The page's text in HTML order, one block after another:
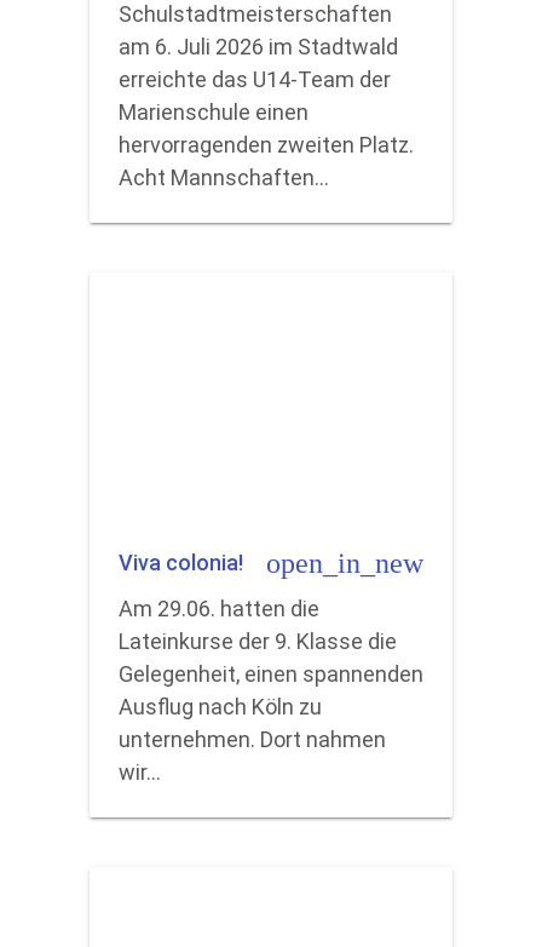
Schulstadtmeisterschaften
am 6. Juli 2026 im Stadtwald
erreichte das U14-Team der
Marienschule einen
hervorragenden zweiten Platz.
Acht Mannschaften…
Viva colonia! open_in_new
Am 29.06. hatten die
Lateinkurse der 9. Klasse die
Gelegenheit, einen spannenden
Ausflug nach Köln zu
unternehmen. Dort nahmen
wir…